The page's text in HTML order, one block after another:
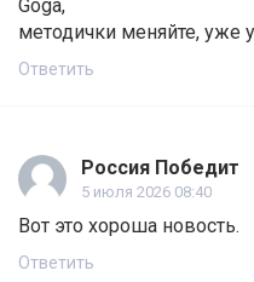
Goga,
методички меняйте, уже
Ответить
Россия Победит
5 июля 2026 08:40
Вот это хороша новость.
Ответить